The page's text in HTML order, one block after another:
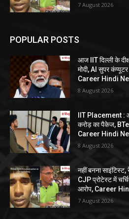
7 August 2026
POPULAR POSTS
आज IIT दिल्ली के
मोदी, AI सुपर
Career Hindi
8 August 2026
IIT Placement :
करोड़ का पैकेज,
Career Hindi
8 August 2026
नहीं बनना साइंटिस्ट,
CJP प्रोटेस्ट में
आरोप, Career
7 August 2026